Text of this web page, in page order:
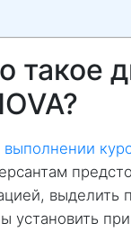
такое
выделить
установить